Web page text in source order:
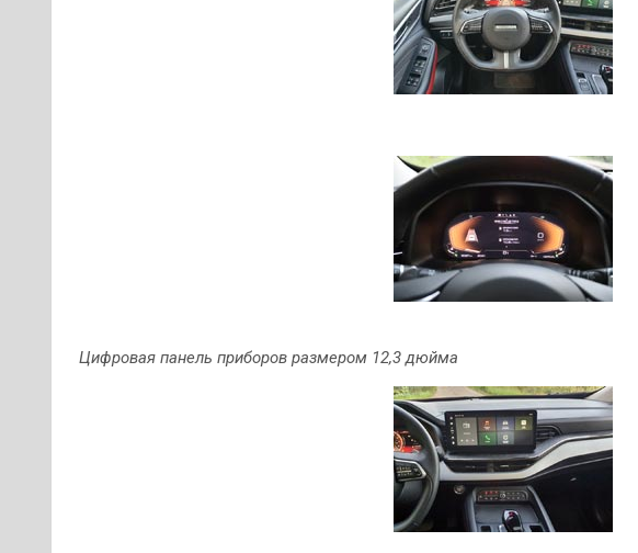
Цифровая панель приборов размером 12,3 дюйма